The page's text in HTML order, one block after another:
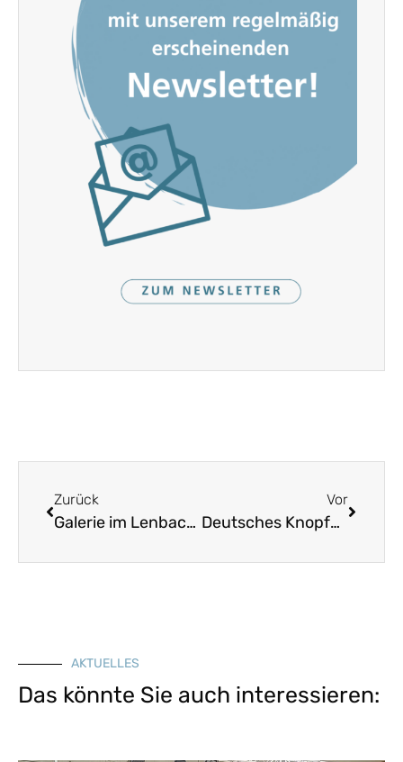
Zurück
Galerie im Lenbach-Geburtshaus
Vor
Deutsches Knopfmuseum Bärnau
AKTUELLES
Das könnte Sie auch interessieren: